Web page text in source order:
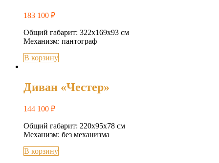
183 100 ₽
Общий габарит: 322х169х93 см
Механизм: пантограф
В корзину
Диван «Честер»
144 100 ₽
Общий габарит: 220x95x78 см
Механизм: без механизма
В корзину